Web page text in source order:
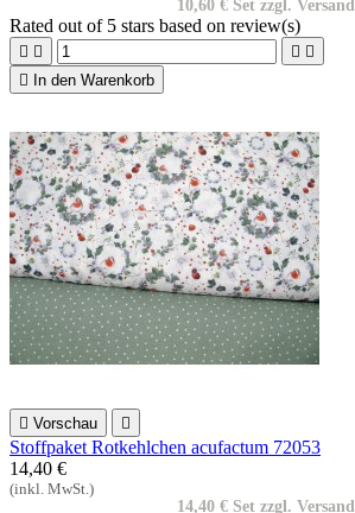
10,60 € Set zzgl. Versand
Rated out of 5 stars based on review(s)
   
 In den Warenkorb
 Vorschau 
Stoffpaket Rotkehlchen acufactum 72053
14,40 €
(inkl. MwSt.)
14,40 € Set zzgl. Versand